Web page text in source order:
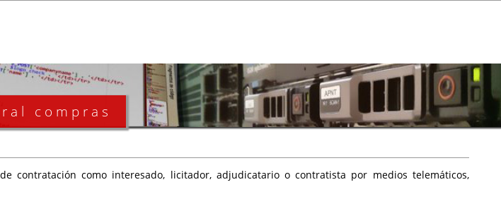
compras
contratación como interesado, licitador, adjudicatario o contratista por medios telemáticos,